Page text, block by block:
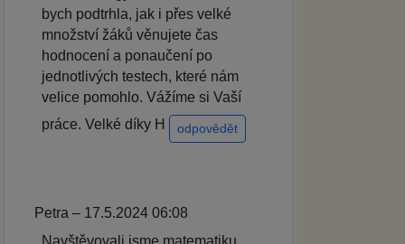
bych podtrhla, jak i přes velké
množství žáků věnujete čas
hodnocení a ponaučení po
jednotlivých testech, které nám
velice pomohlo. Vážíme si Vaší
práce. Velké díky H
odpovědět
Petra – 17.5.2024 06:08
Navštěvovali jsme matematiku,